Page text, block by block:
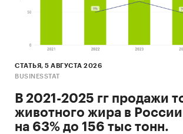
прочие отрасли
по размерам предприятий,
коллтрекинг:
крупные предприятия
малые предприятия
СТАТЬЯ, 5 АВГУСТА 2026
BUSINESSTAT
В 2021-2025 гг продажи
животного жира в
на 63% до 156 тыс тонн.